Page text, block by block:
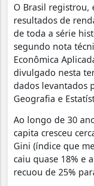
O Brasil registrou,
resultados de
de toda a série
segundo nota
Econômica
divulgado nesta
dados levantados
Geografia e
Ao longo de 30
capita cresceu
Gini (índice que
caiu quase 18% e
recuou de 25%